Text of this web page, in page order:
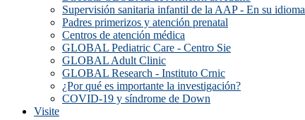
Supervisión sanitaria infantil de la AAP - En su idioma
Padres primerizos y atención prenatal
Centros de atención médica
GLOBAL Pediatric Care - Centro Sie
GLOBAL Adult Clinic
GLOBAL Research - Instituto Crnic
¿Por qué es importante la investigación?
COVID-19 y síndrome de Down
Visite